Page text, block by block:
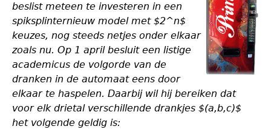
beslist meteen te investeren in een
spiksplinternieuw model met $2^n$
keuzes, nog steeds netjes onder elkaar
zoals nu. Op 1 april besluit een listige
academicus de volgorde van de
dranken in de automaat eens door
elkaar te haspelen. Daarbij wil hij bereiken dat
voor elk drietal verschillende drankjes $(a,b,c)$
het volgende geldig is: